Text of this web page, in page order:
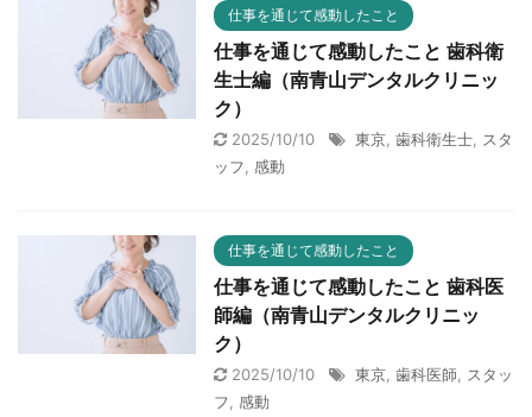
仕事を通じて感動したこと
仕事を通じて感動したこと 歯科衛
生士編（南青山デンタルクリニッ
ク）
2025/10/10 東京 歯科衛生士
スタ
ッフ
感動
仕事を通じて感動したこと
仕事を通じて感動したこと 歯科医
師編（南青山デンタルクリニッ
ク）
2025/10/10 東京 歯科医師
スタッ
フ
感動